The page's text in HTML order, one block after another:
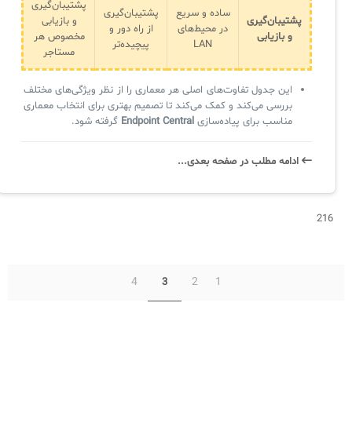
پشتیبان‌گیری
و بازیابی
ساده و سریع
در محیط‌های
LAN
پشتیبان‌گیری
از راه دور و
پیچیده‌تر
پشتیبان‌گیری
و بازیابی
مخصوص هر
مستاجر
این جدول تفاوت‌های اصلی هر معماری را از نظر ویژگی‌های مختلف
بررسی می‌کند و کمک می‌کند تا تصمیم بهتری برای انتخاب معماری
مناسب برای پیاده‌سازی Endpoint Central گرفته شود.
ادامه‌ مطلب در صفحه‌ بعدی...
216
1
2
3
4